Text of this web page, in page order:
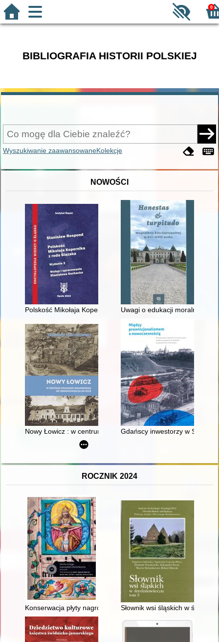
0
BIBLIOGRAFIA HISTORII POLSKIEJ
Wyszukiwanie zaawansowaneKolekcje
NOWOŚCI
Polskość Mikołaja Kopernika z rodu ŚlązakaUwagi o edukacji moralnej
Nowy Łowicz : w centrum poligonu drawskiego od
Gdańscy inwestorzy w
ROCZNIK 2024
Konserwacja płyty nagrobnej Kallimacha w kościele
Słownik wsi śląskich w